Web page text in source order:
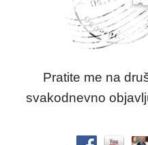
Pratite me na
svakodnevno